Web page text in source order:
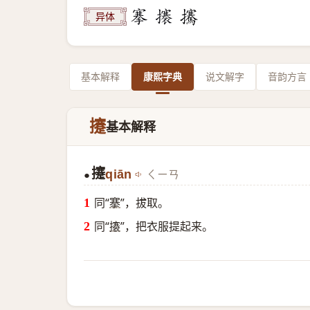
异体
基本解释 康熙字典 说文解字 音韵方言
攓基本解释
● 攓qiān ㄑㄧㄢ
同“搴”，拔取。
同“攐”，把衣服提起来。